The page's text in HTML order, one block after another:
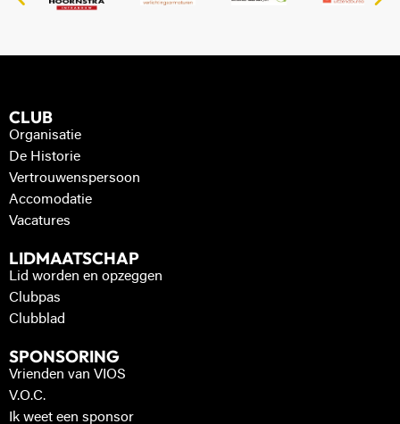
CLUB
Organisatie
De Historie
Vertrouwenspersoon
Accomodatie
Vacatures
LIDMAATSCHAP
Lid worden en opzeggen
Clubpas
Clubblad
SPONSORING
Vrienden van VIOS
V.O.C.
Ik weet een sponsor